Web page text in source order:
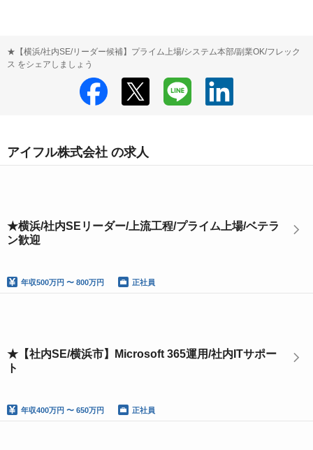
★【横浜/社内SE/リーダー候補】プライム上場/システム本部/副業OK/フレック
ス をシェアしましょう
アイフル株式会社 の求人
★横浜/社内SEリーダー/上流工程/プライム上場/ベテラ
ン歓迎
年収500万円 〜 800万円 正社員
★【社内SE/横浜市】Microsoft 365運用/社内ITサポー
ト
年収400万円 〜 650万円 正社員